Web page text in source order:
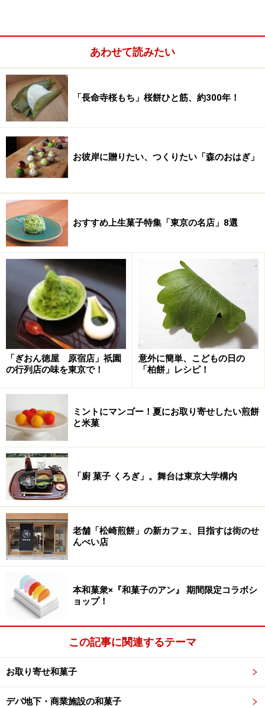
は、館内と同じくウイスキー樽を再利用したホワイトオ
ークが使われ、壁はルーバー（縦格子）とバナナの繊維
の紗が覆います。鑑賞の余韻が醒めない柔らかな光が心
地よく、自然の素材に囲まれているためか、すっきりと
しながらも寛げる空間です。
夏季限定の「コーヒー氷ぜんざい」
「コーヒー氷ぜんざい」（900円）3年前から始めた夏だけの
せください）
まずは、今食べたい夏季限定の「コーヒー氷ぜんざ
い」。練乳と自家製の粒餡に、細かく削ったコーヒーの
氷を盛り、シナモン風味の生麩や栗の渋皮煮を飾ったも
の。お好みでエバミルクをかけていただきます。
注目すべきは、かき氷にコーヒーをかけるのではなく、
エスプレッソを凍らせたものを削っているところ。意表
を突かれる心地良い苦み。底に隠れた粒餡と練乳と合わ
ろやかさの中にアクセントを添えています。
もっちりとした生麩を口に含むと、冷えた舌が緩むと同
時に、甘く刺激的なシナモンの香りがふわり。コーヒー
するものは、甘味のないエバミルク。甘さを抑えた大人
のかき氷は、甘いかき氷に慣れた舌に新鮮です。
あわせて読みたい
「長命寺桜もち」桜餅ひと筋、約300年！
お彼岸に贈りたい、つくりたい「森のおはぎ」
おすすめ上生菓子特集「東京の名店」8選
「ぎおん徳屋 原宿店」祇園
の行列店の味を東京で！
意外に簡単、こどもの日の
「柏餅」レシピ！
ミントにマンゴー！夏にお取り寄せしたい煎餅
と米菓
「廚 菓子 くろぎ」。舞台は東京大学構内
老舗「松崎煎餅」の新カフェ、目指すは街のせ
んべい店
本和菓衆×『和菓子のアン』 期間限定コラボシ
ョップ！
この記事に関連するテーマ
お取り寄せ和菓子
デパ地下・商業施設の和菓子